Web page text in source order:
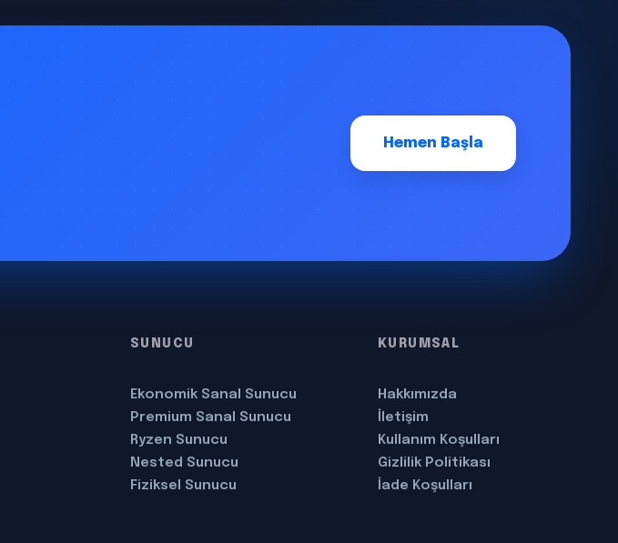
Hemen Başla
SUNUCU
Ekonomik Sanal Sunucu
Premium Sanal Sunucu
Ryzen Sunucu
Nested Sunucu
Fiziksel Sunucu
KURUMSAL
Hakkımızda
İletişim
Kullanım Koşulları
Gizlilik Politikası
İade Koşulları